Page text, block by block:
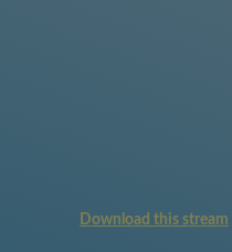
Download this stream